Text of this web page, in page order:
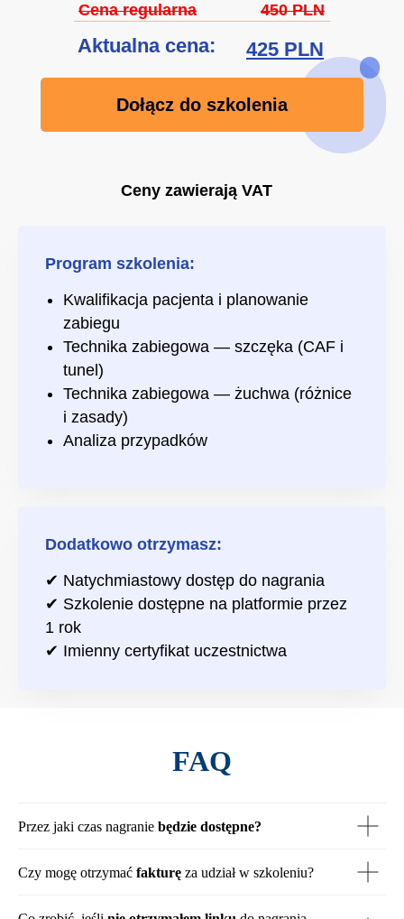
Aktualna cena: 425 PLN
Cena regularna 450 PLN
Ceny zawierają VAT
Dołącz do szkolenia
Program szkolenia:
Kwalifikacja pacjenta i planowanie
zabiegu
Technika zabiegowa — szczęka (CAF i
tunel)
Technika zabiegowa — żuchwa (różnice
i zasady)
Analiza przypadków
Dodatkowo otrzymasz:
✔ Natychmiastowy dostęp do nagrania
✔ Szkolenie dostępne na platformie przez
1 rok
✔ Imienny certyfikat uczestnictwa
FAQ
Przez jaki czas nagranie będzie dostępne?
Czy mogę otrzymać fakturę za udział w szkoleniu?